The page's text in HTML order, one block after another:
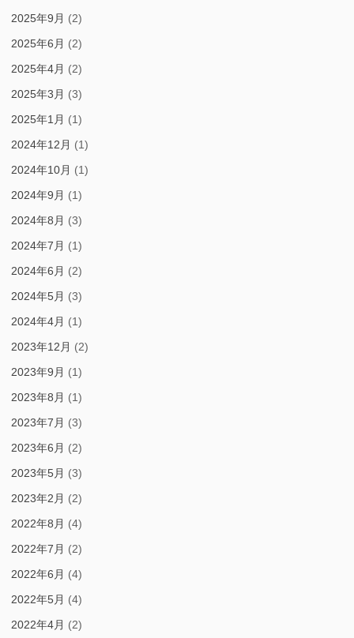
2025年9月 (2)
2025年6月 (2)
2025年4月 (2)
2025年3月 (3)
2025年1月 (1)
2024年12月 (1)
2024年10月 (1)
2024年9月 (1)
2024年8月 (3)
2024年7月 (1)
2024年6月 (2)
2024年5月 (3)
2024年4月 (1)
2023年12月 (2)
2023年9月 (1)
2023年8月 (1)
2023年7月 (3)
2023年6月 (2)
2023年5月 (3)
2023年2月 (2)
2022年8月 (4)
2022年7月 (2)
2022年6月 (4)
2022年5月 (4)
2022年4月 (2)